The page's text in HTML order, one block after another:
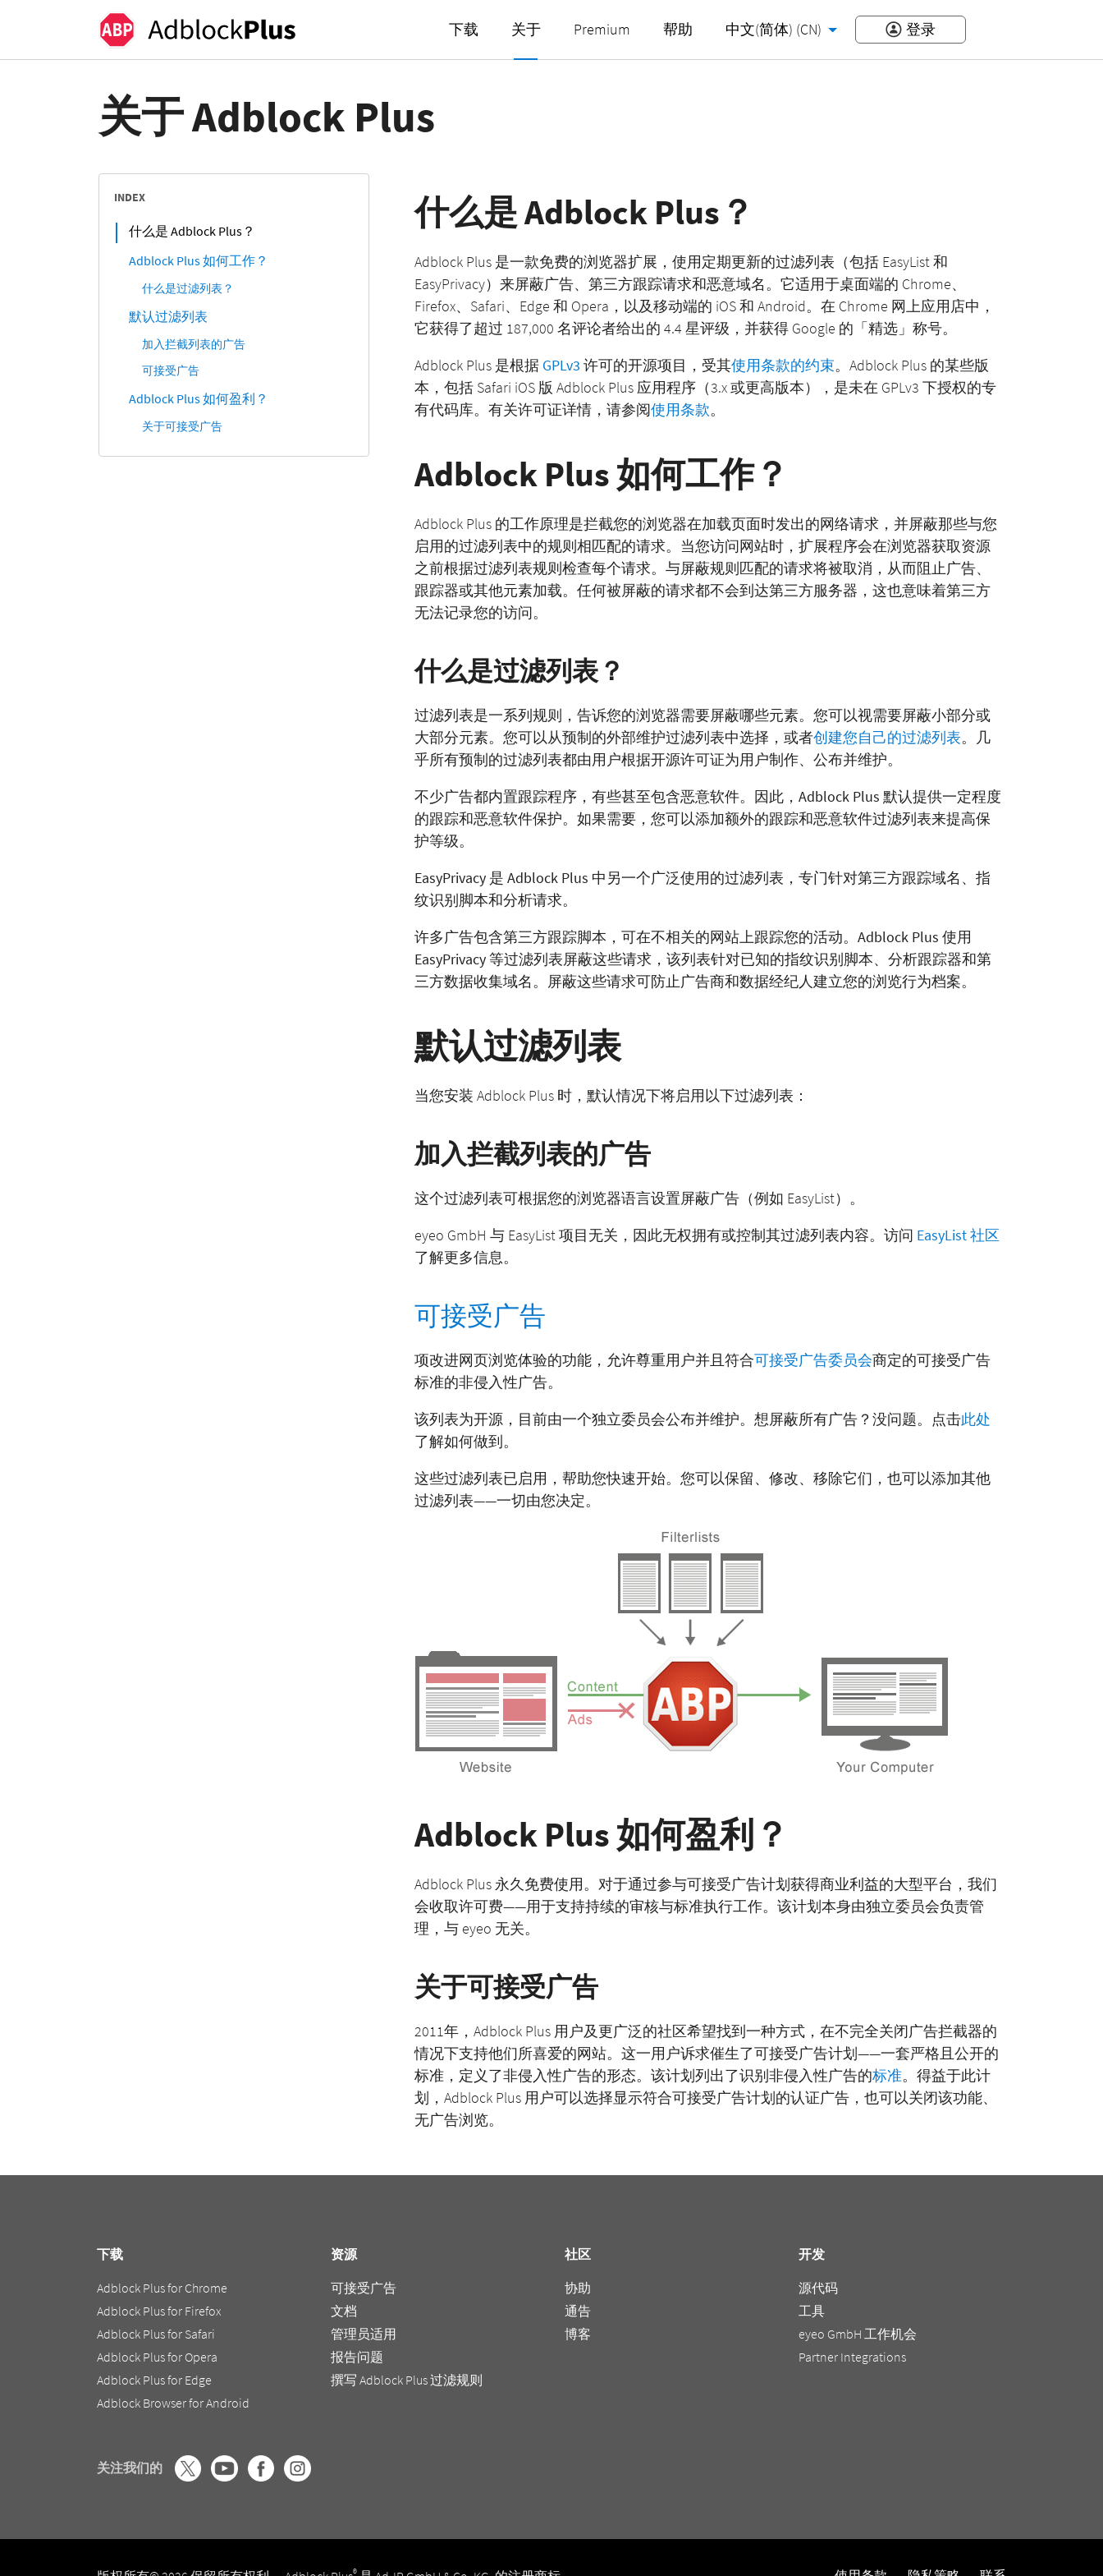
下载 关于 Premium 帮助 中文(简体) (CN) 登录
关于 Adblock Plus
INDEX
什么是 Adblock Plus？
Adblock Plus 如何工作？
什么是过滤列表？
默认过滤列表
加入拦截列表的广告
可接受广告
Adblock Plus 如何盈利？
关于可接受广告
什么是 Adblock Plus？
Adblock Plus 是一款免费的浏览器扩展，使用定期更新的过滤列表（包括 EasyList 和
EasyPrivacy）来屏蔽广告、第三方跟踪请求和恶意域名。它适用于桌面端的 Chrome、
Firefox、Safari、Edge 和 Opera，以及移动端的 iOS 和 Android。在 Chrome 网上应用店中，
它获得了超过 187,000 名评论者给出的 4.4 星评级，并获得 Google 的「精选」称号。
Adblock Plus 是根据 GPLv3 许可的开源项目，受其使用条款的约束。Adblock Plus 的某些版
本，包括 Safari iOS 版 Adblock Plus 应用程序（3.x 或更高版本），是未在 GPLv3 下授权的专
有代码库。有关许可证详情，请参阅使用条款。
Adblock Plus 如何工作？
Adblock Plus 的工作原理是拦截您的浏览器在加载页面时发出的网络请求，并屏蔽那些与您
启用的过滤列表中的规则相匹配的请求。当您访问网站时，扩展程序会在浏览器获取资源
之前根据过滤列表规则检查每个请求。与屏蔽规则匹配的请求将被取消，从而阻止广告、
跟踪器或其他元素加载。任何被屏蔽的请求都不会到达第三方服务器，这也意味着第三方
无法记录您的访问。
什么是过滤列表？
过滤列表是一系列规则，告诉您的浏览器需要屏蔽哪些元素。您可以视需要屏蔽小部分或
大部分元素。您可以从预制的外部维护过滤列表中选择，或者创建您自己的过滤列表。几
乎所有预制的过滤列表都由用户根据开源许可证为用户制作、公布并维护。
不少广告都内置跟踪程序，有些甚至包含恶意软件。因此，Adblock Plus 默认提供一定程度
的跟踪和恶意软件保护。如果需要，您可以添加额外的跟踪和恶意软件过滤列表来提高保
护等级。
EasyPrivacy 是 Adblock Plus 中另一个广泛使用的过滤列表，专门针对第三方跟踪域名、指
纹识别脚本和分析请求。
许多广告包含第三方跟踪脚本，可在不相关的网站上跟踪您的活动。Adblock Plus 使用
EasyPrivacy 等过滤列表屏蔽这些请求，该列表针对已知的指纹识别脚本、分析跟踪器和第
三方数据收集域名。屏蔽这些请求可防止广告商和数据经纪人建立您的浏览行为档案。
默认过滤列表
当您安装 Adblock Plus 时，默认情况下将启用以下过滤列表：
加入拦截列表的广告
这个过滤列表可根据您的浏览器语言设置屏蔽广告（例如 EasyList）。
eyeo GmbH 与 EasyList 项目无关，因此无权拥有或控制其过滤列表内容。访问 EasyList 社区
了解更多信息。
可接受广告
项改进网页浏览体验的功能，允许尊重用户并且符合可接受广告委员会商定的可接受广告
标准的非侵入性广告。
该列表为开源，目前由一个独立委员会公布并维护。想屏蔽所有广告？没问题。点击此处
了解如何做到。
这些过滤列表已启用，帮助您快速开始。您可以保留、修改、移除它们，也可以添加其他
过滤列表——一切由您决定。
Adblock Plus 如何盈利？
Adblock Plus 永久免费使用。对于通过参与可接受广告计划获得商业利益的大型平台，我们
会收取许可费——用于支持持续的审核与标准执行工作。该计划本身由独立委员会负责管
理，与 eyeo 无关。
关于可接受广告
2011年，Adblock Plus 用户及更广泛的社区希望找到一种方式，在不完全关闭广告拦截器的
情况下支持他们所喜爱的网站。这一用户诉求催生了可接受广告计划——一套严格且公开的
标准，定义了非侵入性广告的形态。该计划列出了识别非侵入性广告的标准。得益于此计
划，Adblock Plus 用户可以选择显示符合可接受广告计划的认证广告，也可以关闭该功能、
无广告浏览。
下载
Adblock Plus for Chrome
Adblock Plus for Firefox
Adblock Plus for Safari
Adblock Plus for Opera
Adblock Plus for Edge
Adblock Browser for Android
资源
可接受广告
文档
管理员适用
报告问题
撰写 Adblock Plus 过滤规则
社区
协助
通告
博客
开发
源代码
工具
eyeo GmbH 工作机会
Partner Integrations
关注我们的
®